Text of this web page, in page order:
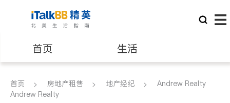
首页 生活
医生 律师
首页 房地产租售 地产经纪
Andrew Realty
Andrew Realty